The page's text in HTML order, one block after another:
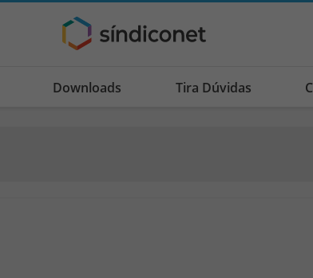
Downloads Tira Dúvidas